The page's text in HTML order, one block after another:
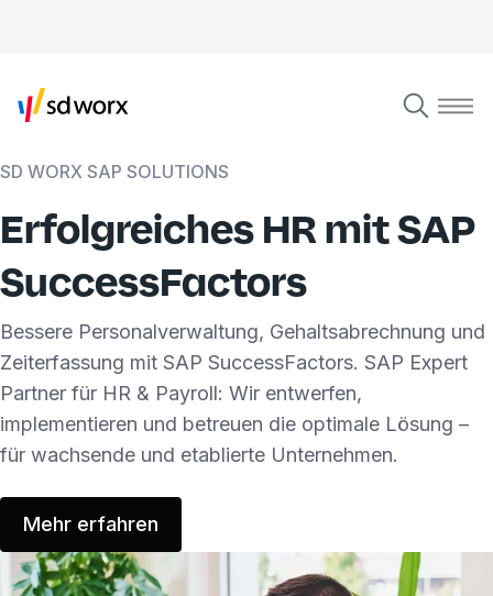
SD WORX SAP SOLUTIONS
Erfolgreiches HR mit SAP
SuccessFactors
Bessere Personalverwaltung, Gehaltsabrechnung und
Zeiterfassung mit SAP SuccessFactors. SAP Expert
Partner für HR & Payroll: Wir entwerfen,
implementieren und betreuen die optimale Lösung –
für wachsende und etablierte Unternehmen.
Mehr erfahren